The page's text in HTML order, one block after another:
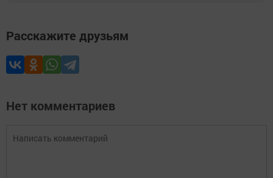
Расскажите друзьям
Нет комментариев